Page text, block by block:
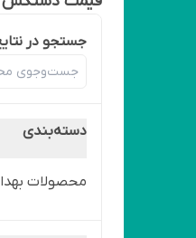
جستجو در
دسته‌بندی
محصولات